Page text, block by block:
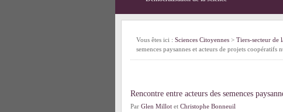
Vous êtes ici : Sciences Citoyennes > Tiers-secteur de
semences paysannes et acteurs de projets coopératifs
Rencontre entre acteurs des semences
Par Glen Millot et Christophe Bonneuil